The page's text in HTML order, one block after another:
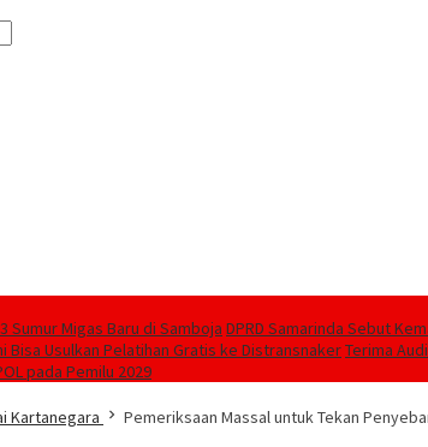
Sumur Migas Baru di Samboja DPRD Samarinda Sebut
Bisa Usulkan Pelatihan Gratis ke DistransnakerTerima
pada Pemilu 2029
Kartanegara Pemeriksaan Massal untuk Tekan